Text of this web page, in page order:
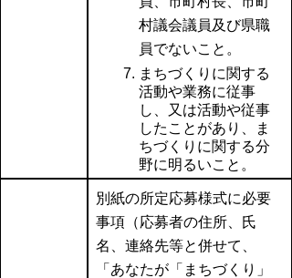
村議会議員及び県職
員でないこと。
まちづくりに関する
活動や業務に従事
し、又は活動や従事
したことがあり、ま
ちづくりに関する分
野に明るいこと。
別紙の所定応募様式に必要
事項（応募者の住所、氏
名、連絡先等と併せて、
「あなたが「まちづくり」